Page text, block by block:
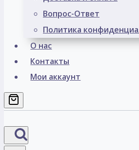
Вопрос-Ответ
Политика
О нас
Контакты
Мои аккаунт